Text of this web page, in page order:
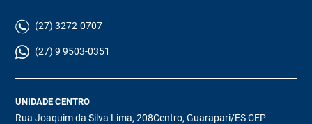
(27) 3272-0707
(27) 9 9503-0351
UNIDADE CENTRO
Rua Joaquim da Silva Lima, 208Centro, Guarapari/ES CEP